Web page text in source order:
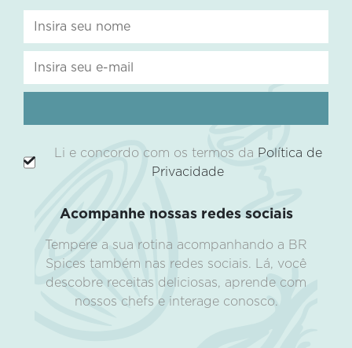
Li e concordo com os termos da Política de
Privacidade
Acompanhe nossas redes sociais
Tempere a sua rotina acompanhando a BR
Spices também nas redes sociais. Lá, você
descobre receitas deliciosas, aprende com
nossos chefs e interage conosco.